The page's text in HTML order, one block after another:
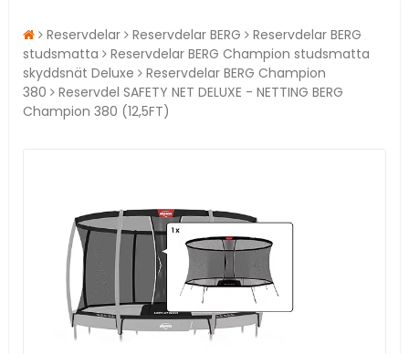
Reservdelar Reservdelar BERG
Reservdelar BERG
studsmatta
Reservdelar BERG Champion studsmatta
skyddsnät Deluxe
Reservdelar BERG Champion
380
Reservdel SAFETY NET DELUXE - NETTING BERG
Champion 380 (12,5FT)